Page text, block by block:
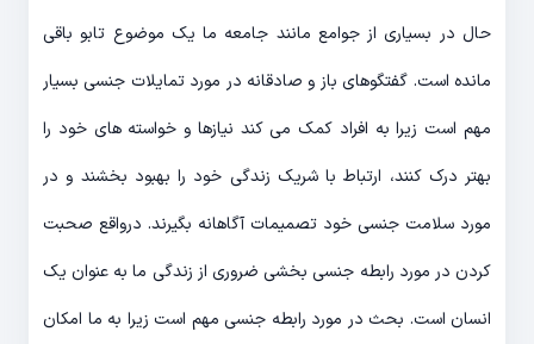
حال در بسیاری از جوامع مانند جامعه ما یک موضوع تابو باقی
مانده است. گفتگوهای باز و صادقانه در مورد تمایلات جنسی بسیار
مهم است زیرا به افراد کمک می کند نیازها و خواسته های خود را
بهتر درک کنند، ارتباط با شریک زندگی خود را بهبود بخشند و در
مورد سلامت جنسی خود تصمیمات آگاهانه بگیرند. درواقع صحبت
کردن در مورد رابطه جنسی بخشی ضروری از زندگی ما به عنوان یک
انسان است. بحث در مورد رابطه جنسی مهم است زیرا به ما امکان